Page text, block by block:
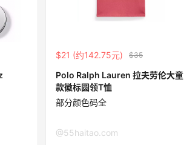
$21 (约142.75元) $35
Polo Ralph Lauren 拉夫劳伦大童
款徽标圆领T恤
部分颜色码全
@55haitao.com
必然还要再去新疆
茶了，香蕉布朗尼超好吃